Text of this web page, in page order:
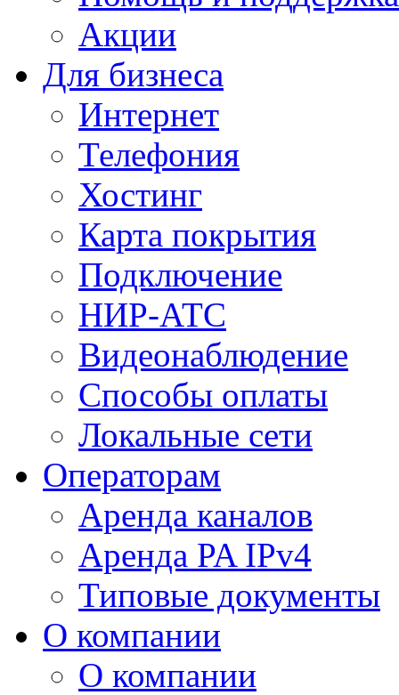
Акции
Для бизнеса
Интернет
Телефония
Хостинг
Карта покрытия
Подключение
НИР-АТС
Видеонаблюдение
Способы оплаты
Локальные сети
Операторам
Аренда каналов
Аренда PA IPv4
Типовые документы
О компании
О компании